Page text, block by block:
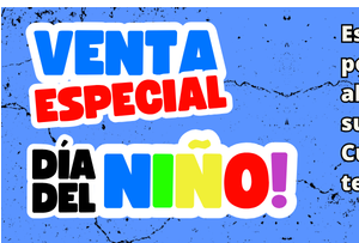
La narrativa se basa en hechos
jugador asume el mando de un pequeño
paracaídas sobre la Francia ocupada.
facciones divididas de la Resistencia
nazi y preparar el terreno para la invasión
Lo que hace que la historia destaque en
propia personalidad, trasfondo y
hoguera para descansar y conversar;